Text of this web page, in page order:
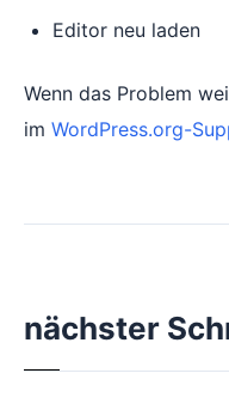
Editor neu laden
Wenn das Problem
im WordPress.org-
nächster